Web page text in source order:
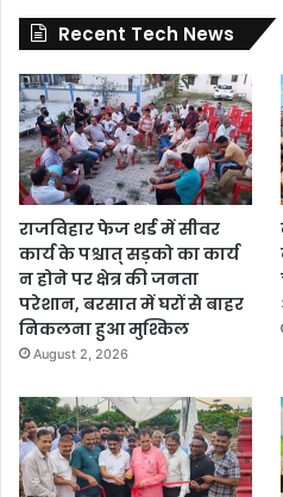
Recent Tech News
राजविहार फेज थर्ड में सीवर
कार्य के पश्चात् सड़को का कार्य
न होने पर क्षेत्र की जनता
परेशान, बरसात में घरों से बाहर
निकलना हुआ मुश्किल
August 2, 2026